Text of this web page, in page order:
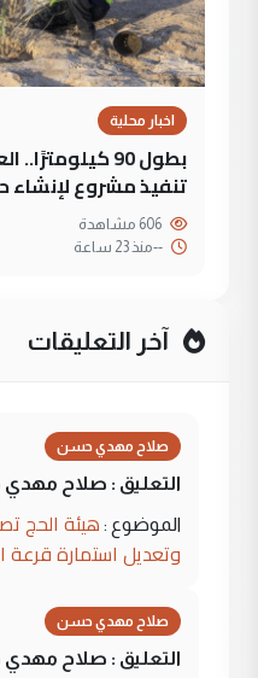
اخبار محلية
بطول 90
تنفيذ مشروع لإنشاء
--منذ 23 ساعة
آخر التعليقات
صلاح مهدي حسن
التعليق : صلاح
الموضوع : هيئة الحج
وتعديل استمارة قرعة
صلاح مهدي حسن
التعليق : صلاح